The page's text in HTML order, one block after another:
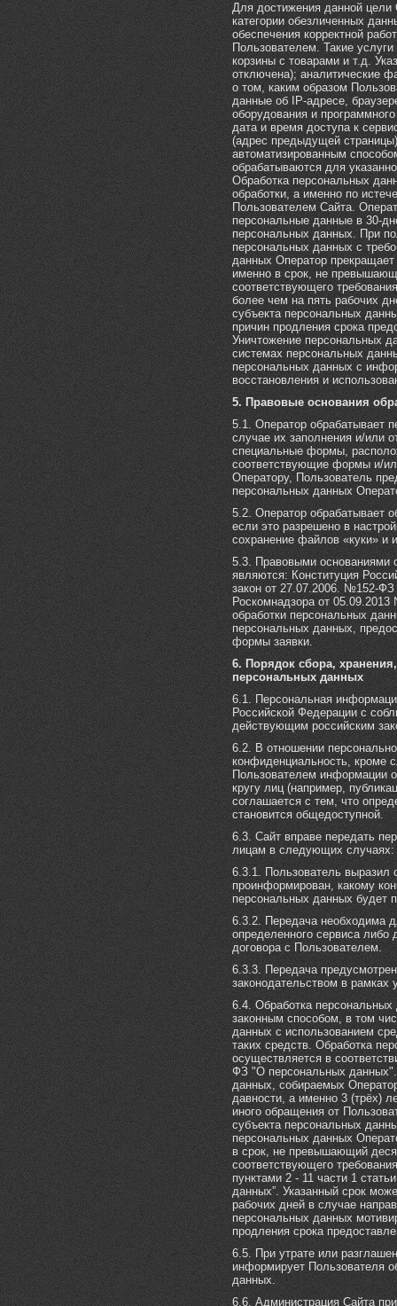
Для достижения данной цели
категории обезличенных
обеспечения корректной
Пользователем. Такие
корзины с товарами и т.д.
отключена); аналитические
о том, каким образом
данные об IP-адресе,
оборудования и
дата и время доступа к
(адрес предыдущей
автоматизированным
обрабатываются для
Обработка персональных
обработки, а именно по
Пользователем Сайта.
персональные данные в 30-
персональных данных. При
персональных данных с
данных Оператор
именно в срок, не
соответствующего
более чем на пять рабочих
субъекта персональных
причин продления срока
Уничтожение персональных
системах персональных
персональных данных с
восстановления и
5. Правовые основания
5.1. Оператор обрабатывает
случае их заполнения и/или
специальные формы,
соответствующие формы и/
Оператору, Пользователь
персональных данных
5.2. Оператор обрабатывает
если это разрешено в
сохранение файлов «куки» и
5.3. Правовыми основаниями
являются: Конституция
закон от 27.07.2006. №152-
Роскомнадзора от
обработки персональных
персональных данных,
формы заявки.
6. Порядок сбора,
персональных данных
6.1. Персональная
Российской Федерации с
действующим российским
6.2. В отношении
конфиденциальность, кроме
Пользователем информации
кругу лиц (например,
соглашается с тем, что
становится общедоступной.
6.3. Сайт вправе передать
лицам в следующих случаях:
6.3.1. Пользователь выразил
проинформирован, какому
персональных данных будет
6.3.2. Передача необходима
определенного сервиса либо
договора с Пользователем.
6.3.3. Передача
законодательством в рамках
6.4. Обработка
законным способом, в том
данных с использованием
таких средств. Обработка
осуществляется в
ФЗ "О персональных данных".
данных, собираемых
давности, а именно 3 (трёх)
иного обращения от
субъекта персональных
персональных данных
в срок, не превышающий
соответствующего
пунктами 2 - 11 части 1
данных”. Указанный срок
рабочих дней в случае
персональных данных
продления срока
6.5. При утрате или
информирует Пользователя
данных.
6.6. Администрация Сайта